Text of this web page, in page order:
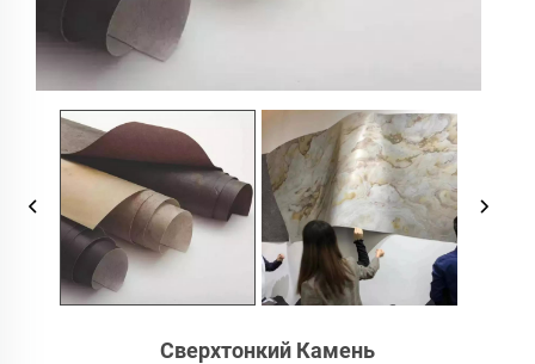
Сверхтонкий Камень